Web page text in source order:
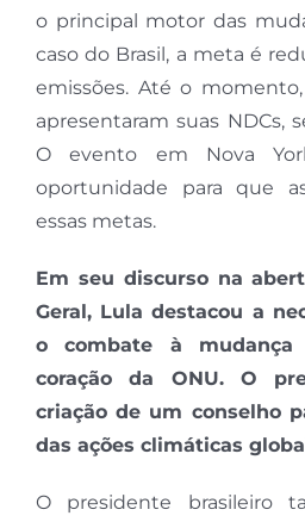
o principal motor das
caso do Brasil, a meta é
emissões. Até o
apresentaram suas NDCs,
O evento em Nova
oportunidade para que
essas metas.
Em seu discurso na
Geral, Lula destacou a
o combate à
coração da ONU. O
criação de um conselho
das ações climáticas
O presidente brasileiro